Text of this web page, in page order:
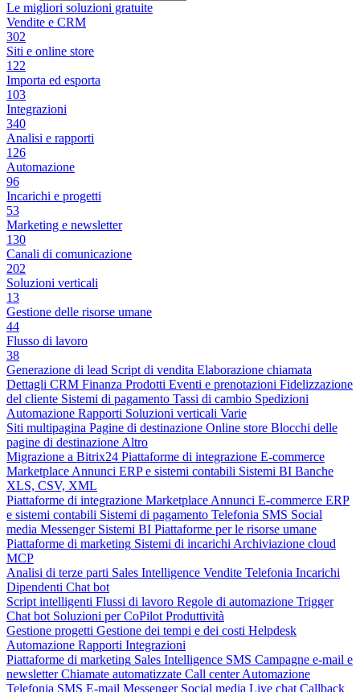
Le migliori soluzioni gratuite
Vendite e CRM
302
Siti e online store
122
Importa ed esporta
103
Integrazioni
340
Analisi e rapporti
126
Automazione
96
Incarichi e progetti
53
Marketing e newsletter
130
Canali di comunicazione
202
Soluzioni verticali
13
Gestione delle risorse umane
44
Flusso di lavoro
38
Generazione di lead Script di vendita Elaborazione chiamata
Dettagli CRM Finanza Prodotti Eventi e prenotazioni Fidelizzazione
del cliente Sistemi di pagamento Tassi di cambio Spedizioni
Automazione Rapporti Soluzioni verticali Varie
Siti multipagina Pagine di destinazione Online store Blocchi delle
pagine di destinazione Altro
Migrazione a Bitrix24 Piattaforme di integrazione E-commerce
Marketplace Annunci ERP e sistemi contabili Sistemi BI Banche
XLS, CSV, XML
Piattaforme di integrazione Marketplace Annunci E-commerce ERP
e sistemi contabili Sistemi di pagamento Telefonia SMS Social
media Messenger Sistemi BI Piattaforme per le risorse umane
Piattaforme di marketing Sistemi di incarichi Archiviazione cloud
MCP
Analisi di terze parti Sales Intelligence Vendite Telefonia Incarichi
Dipendenti Chat bot
Script intelligenti Flussi di lavoro Regole di automazione Trigger
Chat bot Soluzioni per CoPilot Produttività
Gestione progetti Gestione dei tempi e dei costi Helpdesk
Automazione Rapporti Integrazioni
Piattaforme di marketing Sales Intelligence SMS Campagne e-mail e
newsletter Chiamate automatizzate Call center Automazione
Telefonia SMS E-mail Messenger Social media Live chat Callback